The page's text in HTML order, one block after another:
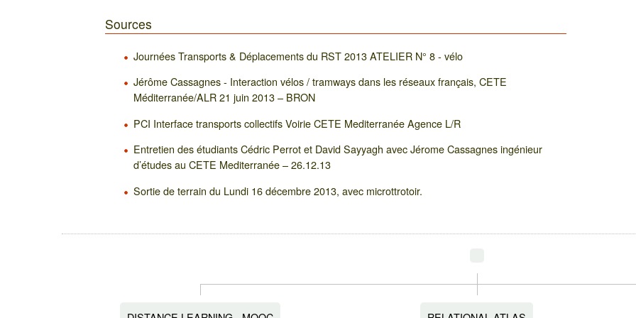
Sources
Journées Transports & Déplacements du RST 2013 ATELIER N° 8 - vélo
Jérôme Cassagnes - Interaction vélos / tramways dans les réseaux français, CETE
Méditerranée/ALR 21 juin 2013 – BRON
PCI Interface transports collectifs Voirie CETE Mediterranée Agence L/R
Entretien des étudiants Cédric Perrot et David Sayyagh avec Jérome Cassagnes ingénieur
d’études au CETE Mediterranée – 26.12.13
Sortie de terrain du Lundi 16 décembre 2013, avec microttrotoir.